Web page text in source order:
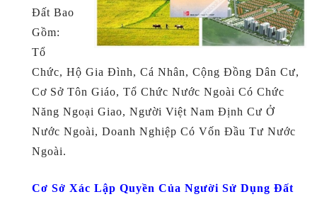
Đất Bao
Gồm:
Tổ
Chức, Hộ Gia Đình, Cá Nhân, Cộng Đồng Dân Cư,
Cơ Sở Tôn Giáo, Tổ Chức Nước Ngoài Có Chức
Năng Ngoại Giao, Người Việt Nam Định Cư Ở
Nước Ngoài, Doanh Nghiệp Có Vốn Đầu Tư Nước
Ngoài.
Cơ Sở Xác Lập Quyền Của Người Sử Dụng Đất